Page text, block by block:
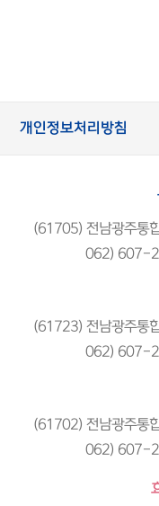
개인정보처리방침
(61705) 전남광주통
062) 607-
(61723) 전남광주통
062) 607-
(61702) 전남광주통
062) 607-